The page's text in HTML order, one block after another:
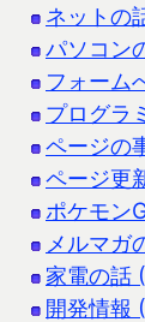
ネットの
パソコン
フォーム
プログラ
ページの
ページ更
ポケモン
メルマガ
家電の話
開発情報